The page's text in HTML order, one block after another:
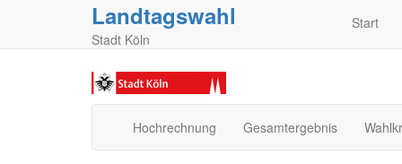
Landtagswahl
Stadt Köln
Start
Hochrechnung Gesamtergebnis